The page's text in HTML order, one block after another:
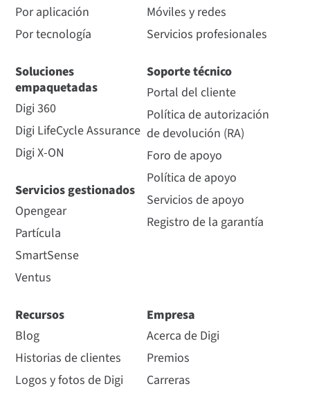
Por aplicación
Por tecnología
Soluciones
empaquetadas
Digi 360
Digi LifeCycle Assurance
Digi X-ON
Servicios gestionados
Opengear
Partícula
SmartSense
Ventus
Móviles y redes
Servicios profesionales
Soporte técnico
Portal del cliente
Política de autorización
de devolución (RA)
Foro de apoyo
Política de apoyo
Servicios de apoyo
Registro de la garantía
Recursos
Blog
Historias de clientes
Logos y fotos de Digi
Empresa
Acerca de Digi
Premios
Carreras